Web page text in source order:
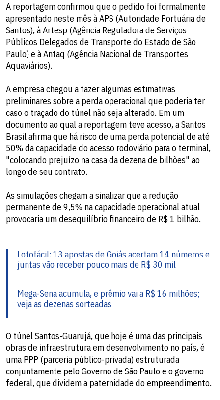
A reportagem confirmou que o pedido foi formalmente
apresentado neste mês à APS (Autoridade Portuária de
Santos), à Artesp (Agência Reguladora de Serviços
Públicos Delegados de Transporte do Estado de São
Paulo) e à Antaq (Agência Nacional de Transportes
Aquaviários).
A empresa chegou a fazer algumas estimativas
preliminares sobre a perda operacional que poderia ter
caso o traçado do túnel não seja alterado. Em um
documento ao qual a reportagem teve acesso, a Santos
Brasil afirma que há risco de uma perda potencial de até
50% da capacidade do acesso rodoviário para o terminal,
"colocando prejuízo na casa da dezena de bilhões" ao
longo de seu contrato.
As simulações chegam a sinalizar que a redução
permanente de 9,5% na capacidade operacional atual
provocaria um desequilíbrio financeiro de R$ 1 bilhão.
Lotofácil: 13 apostas de Goiás acertam 14 números e
juntas vão receber pouco mais de R$ 30 mil
Mega-Sena acumula, e prêmio vai a R$ 16 milhões;
veja as dezenas sorteadas
O túnel Santos-Guarujá, que hoje é uma das principais
obras de infraestrutura em desenvolvimento no país, é
uma PPP (parceria público-privada) estruturada
conjuntamente pelo Governo de São Paulo e o governo
federal, que dividem a paternidade do empreendimento.